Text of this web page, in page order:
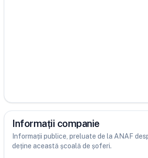
Informații companie
Informații publice, preluate de la ANAF
deține această școală de șoferi.